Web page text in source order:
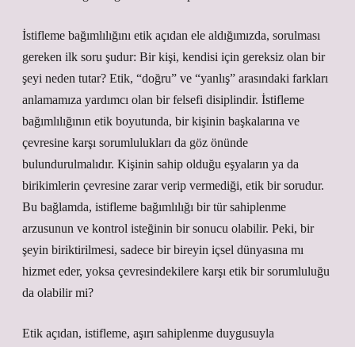
İstifleme bağımlılığını etik açıdan ele aldığımızda, sorulması
gereken ilk soru şudur: Bir kişi, kendisi için gereksiz olan bir
şeyi neden tutar? Etik, “doğru” ve “yanlış” arasındaki farkları
anlamamıza yardımcı olan bir felsefi disiplindir. İstifleme
bağımlılığının etik boyutunda, bir kişinin başkalarına ve
çevresine karşı sorumlulukları da göz önünde
bulundurulmalıdır. Kişinin sahip olduğu eşyaların ya da
birikimlerin çevresine zarar verip vermediği, etik bir sorudur.
Bu bağlamda, istifleme bağımlılığı bir tür sahiplenme
arzusunun ve kontrol isteğinin bir sonucu olabilir. Peki, bir
şeyin biriktirilmesi, sadece bir bireyin içsel dünyasına mı
hizmet eder, yoksa çevresindekilere karşı etik bir sorumluluğu
da olabilir mi?
Etik açıdan, istifleme, aşırı sahiplenme duygusuyla